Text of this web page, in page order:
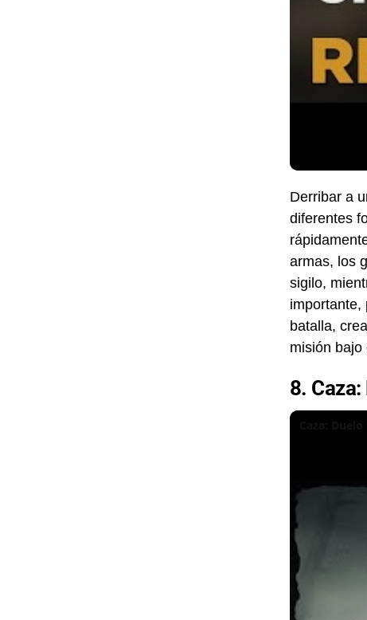
Derribar a
diferentes
armas, los
sigilo,
importante,
batalla,
misión bajo
8.